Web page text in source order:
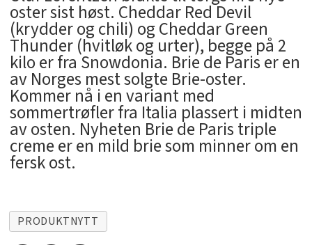
oster sist høst. Cheddar Red Devil
(krydder og chili) og Cheddar Green
Thunder (hvitløk og urter), begge på 2
kilo er fra Snowdonia. Brie de Paris er en
av Norges mest solgte Brie-oster.
Kommer nå i en variant med
sommertrøfler fra Italia plassert i midten
av osten. Nyheten Brie de Paris triple
creme er en mild brie som minner om en
fersk ost.
PRODUKTNYTT